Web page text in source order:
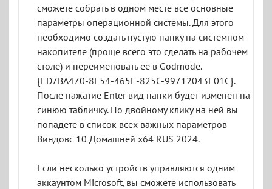
сможете собрать в одном месте все основные
параметры операционной системы. Для этого
необходимо создать пустую папку на системном
накопителе (проще всего это сделать на рабочем
столе) и переименовать ее в Godmode.
{ED7BA470-8E54-465E-825C-99712043E01C}.
После нажатие Enter вид папки будет изменен на
синюю табличку. По двойному клику на ней вы
попадете в список всех важных параметров
Виндовс 10 Домашней x64 RUS 2024.
Если несколько устройств управляются одним
аккаунтом Microsoft, вы сможете использовать